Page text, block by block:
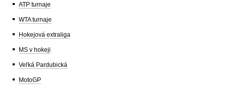
ATP turnaje
WTA turnaje
Hokejová extraliga
MS v hokeji
Veľká Pardubická
MotoGP